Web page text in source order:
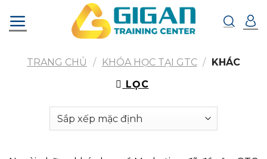
đến
TRANG CHỦ
/ KHÓA HỌC TẠI GTC / KHÁC
LỌC